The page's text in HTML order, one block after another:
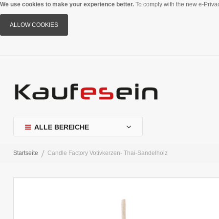
We use cookies to make your experience better. To comply with the new e-
ALLOW COOKIES
ALLE BEREICHE
Startseite Candle Factory Votivkerzen- Thai-Sandelholz